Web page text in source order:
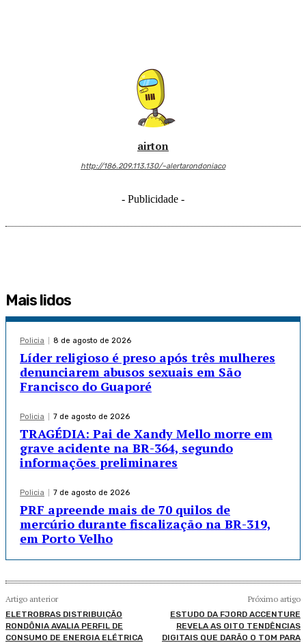
airton
http://186.209.113.130/~alertarondoniaco
- Publicidade -
Mais lidos
Policia 8 de agosto de 2026
Líder religioso é preso após três mulheres
denunciarem abusos sexuais em São
Francisco do Guaporé
Policia 7 de agosto de 2026
TRAGÉDIA: Pai de Xandy Mello morre em
grave acidente na BR-364, segundo
informações preliminares
Policia 7 de agosto de 2026
PRF apreende mais de 70 quilos de
mercúrio durante fiscalização na BR-319,
em Porto Velho
Artigo anterior
ELETROBRAS DISTRIBUIÇÃO
RONDÔNIA AVALIA PERFIL DE
CONSUMO DE ENERGIA ELÉTRICA
Próximo artigo
ESTUDO DA FJORD ACCENTURE
REVELA AS OITO TENDÊNCIAS
DIGITAIS QUE DARÃO O TOM PARA